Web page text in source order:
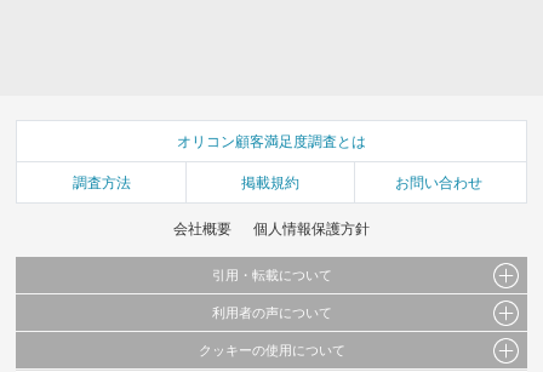
オリコン顧客満足度調査とは
調査方法 掲載規約 お問い合わせ
会社概要 個人情報保護方針
引用・転載について
当サイトで公開されている情報（文字、写真、イラスト、画像データ等）及びこれらの配
これらの情報を権利者の許可なく無断転載・複製などの二次利用を行うことは固く禁じて
利用者の声について
当サイトに掲載している内容はすべてサービスの利用者が提出された見解・感想です。
クッキーの使用について